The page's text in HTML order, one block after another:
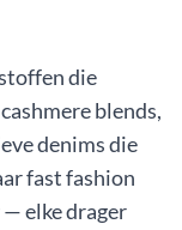
die
blends,
denims die
fast fashion
elke drager